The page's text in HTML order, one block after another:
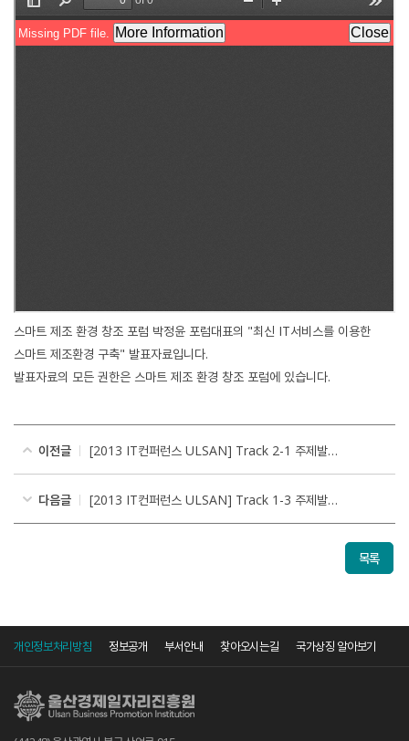
스마트 제조 환경 창조 포럼 박정윤 포럼대표의 "최신 IT서비스를 이용한
스마트 제조환경 구축" 발표자료입니다.
발표자료의 모든 권한은 스마트 제조 환경 창조 포럼에 있습니다.
이전글 [2013 IT컨퍼런스 ULSAN] Track 2-1 주제발표
다음글 [2013 IT컨퍼런스 ULSAN] Track 1-3 주제발표
목록
개인정보처리방침 정보공개 부서안내 찾아오시는길 국가상징 알아보기